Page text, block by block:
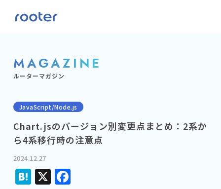
MAGAZINE
ルーターマガジン
JavaScript/Node.js
Chart.jsのバージョン別変更点まとめ：2系か
ら4系移行時の注意点
2024.12.27
Hatena
X Facebook